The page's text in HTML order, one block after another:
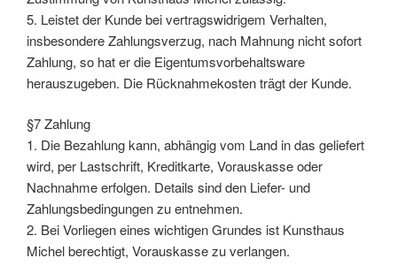
5. Leistet der Kunde bei vertragswidrigem Verhalten,
insbesondere Zahlungsverzug, nach Mahnung nicht sofort
Zahlung, so hat er die Eigentumsvorbehaltsware
herauszugeben. Die Rücknahmekosten trägt der Kunde.
§7 Zahlung
1. Die Bezahlung kann, abhängig vom Land in das geliefert
wird, per Lastschrift, Kreditkarte, Vorauskasse oder
Nachnahme erfolgen. Details sind den Liefer- und
Zahlungsbedingungen zu entnehmen.
2. Bei Vorliegen eines wichtigen Grundes ist Kunsthaus
Michel berechtigt, Vorauskasse zu verlangen.